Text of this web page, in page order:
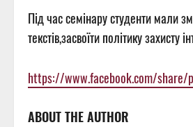
Під час семінару студенти мали
текстів,засвоїти політику захисту
https://www.facebook.com/share/
ABOUT THE AUTHOR